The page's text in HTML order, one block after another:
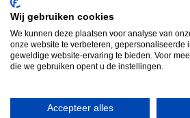
FietsWaar.nl
4.7
Gebaseerd op 540
Review ons op
Wij gebruiken cookies
We kunnen deze plaatsen voor analyse van
onze website te verbeteren, gepersonaliseerde
geweldige website-ervaring te bieden. Voor
die we gebruiken opent u de instellingen.
Accepteer alles